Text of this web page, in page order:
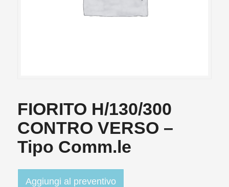
FIORITO H/130/300
CONTRO VERSO –
Tipo Comm.le
Aggiungi al preventivo